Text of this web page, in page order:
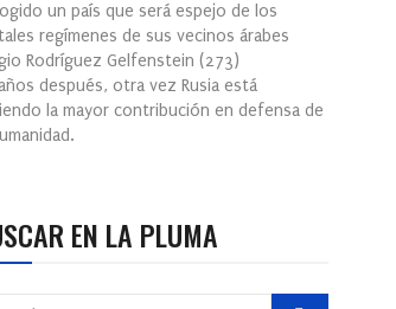
un país que será espejo de los
regímenes de sus vecinos árabes
Rodríguez Gelfenstein (273)
después, otra vez Rusia está
la mayor contribución en defensa de
EN LA PLUMA